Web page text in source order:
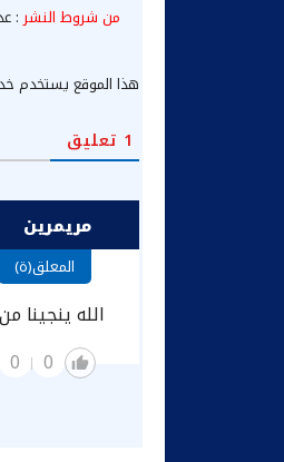
من شروط النشر:
هذا الموقع يستخدم
1 تعليق
مريمرين
المعلق(ة)
الله ينجينا
0
0